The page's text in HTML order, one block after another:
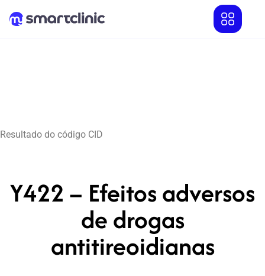
Resultado do código CID
Y422 – Efeitos adversos
de drogas
antitireoidianas